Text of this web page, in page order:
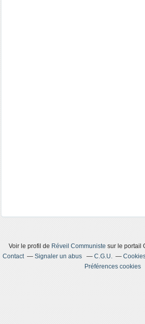
Voir le profil de Réveil Communiste sur le portail
Contact
Signaler un abus C.G.U.
Préférences cookies